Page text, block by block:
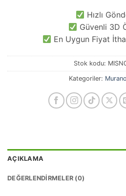
Hızlı
Güvenli 3D
En Uygun Fiyat
Stok kodu:
Kategoriler:
AÇIKLAMA
DEĞERLENDIRMELER (0)